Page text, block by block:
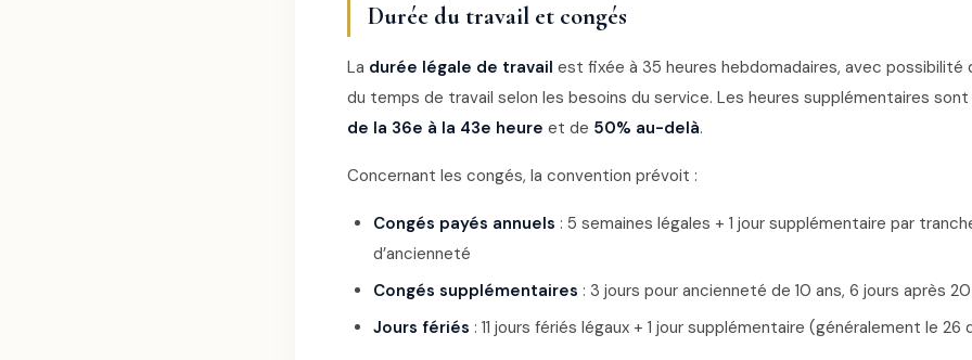
Durée du travail et congés
La durée légale de travail est fixée à 35 heures hebdomadaires, avec possibilité
du temps de travail selon les besoins du service. Les heures supplémentaires
de la 36e à la 43e heure et de 50% au-delà.
Concernant les congés, la convention prévoit :
Congés payés annuels : 5 semaines légales + 1 jour supplémentaire par
d’ancienneté
Congés supplémentaires : 3 jours pour ancienneté de 10 ans, 6 jours après
Jours fériés : 11 jours fériés légaux + 1 jour supplémentaire (généralement le 26